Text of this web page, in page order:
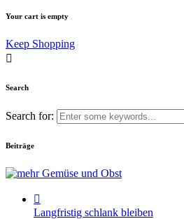
Your cart is empty
Keep Shopping
Search
Search for:
Beiträge
Langfristig schlank bleiben